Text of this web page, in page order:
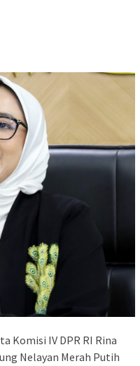
Komisi IV DPR RI Rina
Nelayan Merah Putih